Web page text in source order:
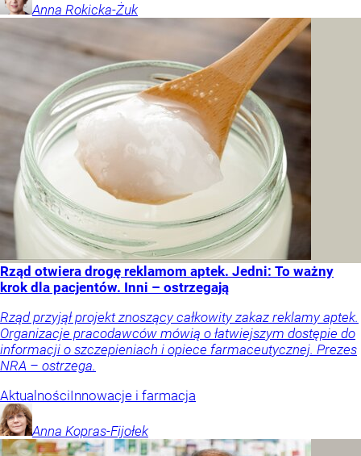
Anna Rokicka-Żuk
Rząd otwiera drogę reklamom aptek. Jedni: To ważny
krok dla pacjentów. Inni – ostrzegają
Rząd przyjął projekt znoszący całkowity zakaz reklamy aptek.
Organizacje pracodawców mówią o łatwiejszym dostępie do
informacji o szczepieniach i opiece farmaceutycznej. Prezes
NRA – ostrzega.
AktualnościInnowacje i farmacja
Anna Kopras-Fijołek